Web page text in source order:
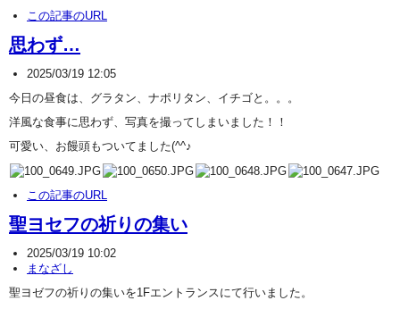
この記事のURL
思わず…
2025/03/19 12:05
今日の昼食は、グラタン、ナポリタン、イチゴと。。。
洋風な食事に思わず、写真を撮ってしまいました！！
可愛い、お饅頭もついてました(^^♪
この記事のURL
聖ヨセフの祈りの集い
2025/03/19 10:02
まなざし
聖ヨゼフの祈りの集いを1Fエントランスにて行いました。